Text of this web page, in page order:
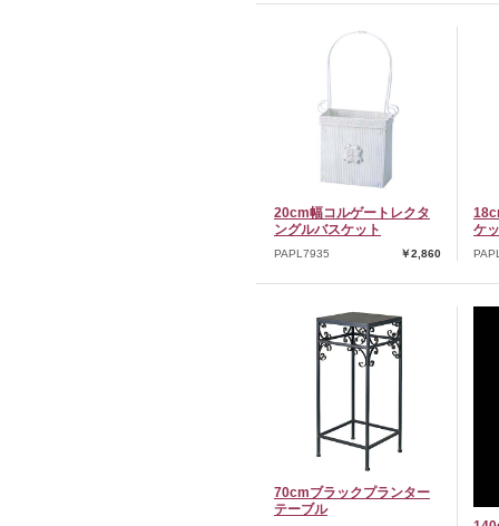
20cm幅コルゲートレクタ
ングルバスケット
PAPL7935 ￥2,860
ケ
70cmブラックプランター
テーブル